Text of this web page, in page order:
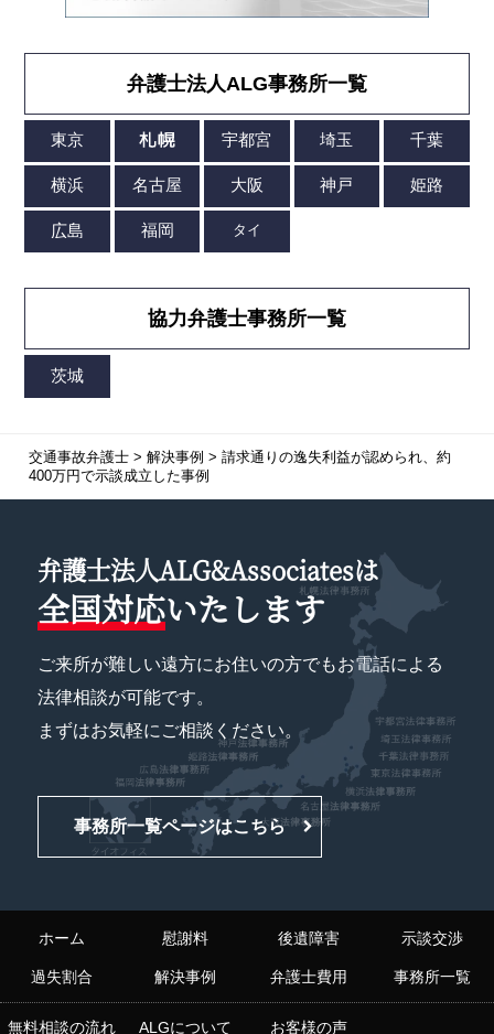
弁護士法人ALG事務所一覧
協力弁護士事務所一覧
交通事故弁護士> 解決事例 > 請求通りの逸失利益が認められ、約
400万円で示談成立した事例
弁護士法人ALG&Associatesは
全国対応いたします
ご来所が難しい遠方にお住いの方でもお電話による
法律相談が可能です。
まずはお気軽にご相談ください。
事務所一覧ページはこちら
ホーム 慰謝料 後遺障害 示談交渉
過失割合 解決事例 弁護士費用 事務所一覧
無料相談の流れ ALGについて お客様の声